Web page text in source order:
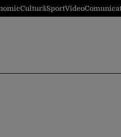
CulturăSportVideo